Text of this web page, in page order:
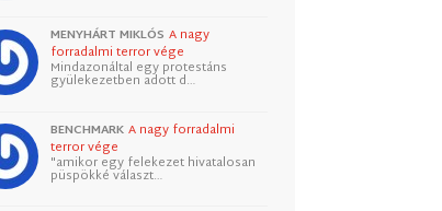
MENYHÁRT MIKLÓS A nagy
forradalmi terror vége
Mindazonáltal egy protestáns
gyülekezetben adott d…
BENCHMARK A nagy forradalmi
terror vége
"amikor egy felekezet hivatalosan
püspökké választ…